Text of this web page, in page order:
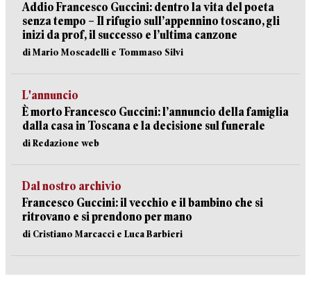
Addio Francesco Guccini: dentro la vita del poeta
senza tempo – Il rifugio sull’appennino toscano, gli
inizi da prof, il successo e l’ultima canzone
di Mario Moscadelli e Tommaso Silvi
L'annuncio
È morto Francesco Guccini: l’annuncio della famiglia
dalla casa in Toscana e la decisione sul funerale
di Redazione web
Dal nostro archivio
Francesco Guccini: il vecchio e il bambino che si
ritrovano e si prendono per mano
di Cristiano Marcacci e Luca Barbieri